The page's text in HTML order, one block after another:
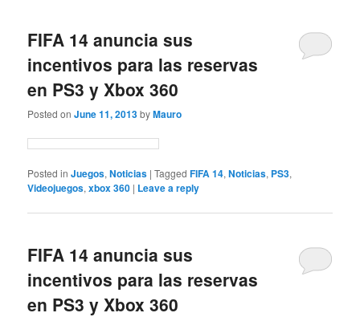
FIFA 14 anuncia sus
incentivos para las reservas
en PS3 y Xbox 360
Posted onJune 11, 2013byMauro
Posted in Juegos,Noticias |Tagged FIFA 14,Noticias, PS3,
Videojuegos,xbox 360 | Leave a reply
FIFA 14 anuncia sus
incentivos para las reservas
en PS3 y Xbox 360